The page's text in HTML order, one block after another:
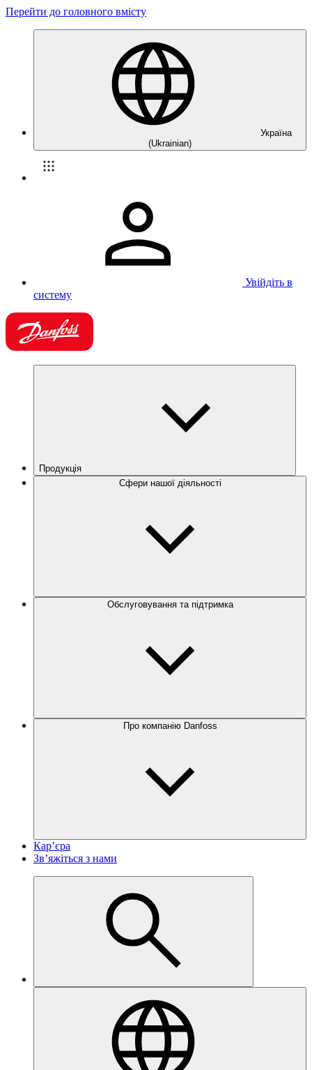
Перейти до головного вмісту
Україна
(Ukrainian)
Увійдіть в
систему
Продукція
Сфери нашої діяльності
Обслуговування та підтримка
Про компанію Danfoss
Кар’єра
Зв’яжіться з нами